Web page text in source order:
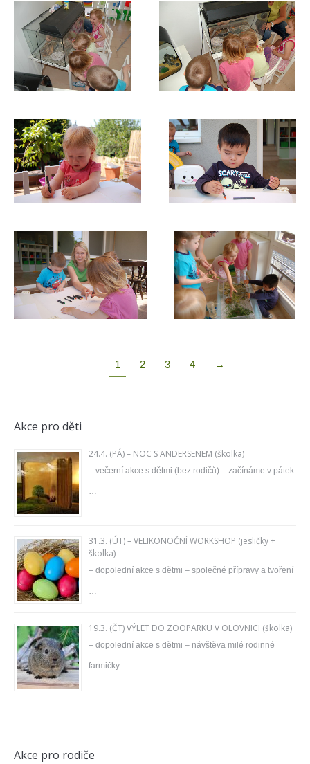
1 2 3 4 →
Akce pro děti
24.4. (PÁ) – NOC S ANDERSENEM (školka)
– večerní akce s dětmi (bez rodičů) – začínáme v pátek
…
31.3. (ÚT) – VELIKONOČNÍ WORKSHOP (jesličky +
školka)
– dopolední akce s dětmi – společné přípravy a tvoření
…
19.3. (ČT) VÝLET DO ZOOPARKU V OLOVNICI (školka)
– dopolední akce s dětmi – návštěva milé rodinné
farmičky …
Akce pro rodiče